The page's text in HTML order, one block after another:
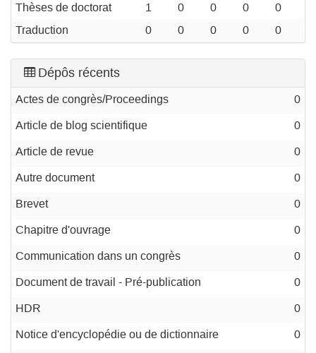
Thèses de doctorat
1 0 0 0
0
Traduction
0 0 0 0 0
Dépôs récents
Actes de congrès/Proceedings 0
Article de blog scientifique 0
Article de revue 0
Autre document 0
Brevet 0
Chapitre d'ouvrage 0
Communication dans un congrès 0
Document de travail - Pré-publication 0
HDR 0
Notice d'encyclopédie ou de dictionnaire 0